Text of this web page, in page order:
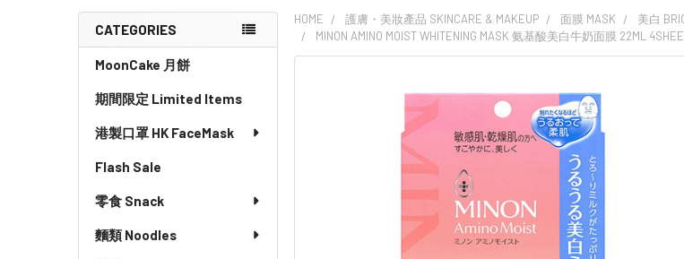
Sidebar
CATEGORIES
MoonCake 月餅
期間限定 Limited Items
港製口罩 HK FaceMask
Flash Sale
零食 Snack
麵類 Noodles
HOME 護膚・美妝產品 SKINCARE & MAKEUP 面膜 MASK
美白
MINON AMINO MOIST WHITENING MASK 氨基酸美白牛奶面膜 22ML